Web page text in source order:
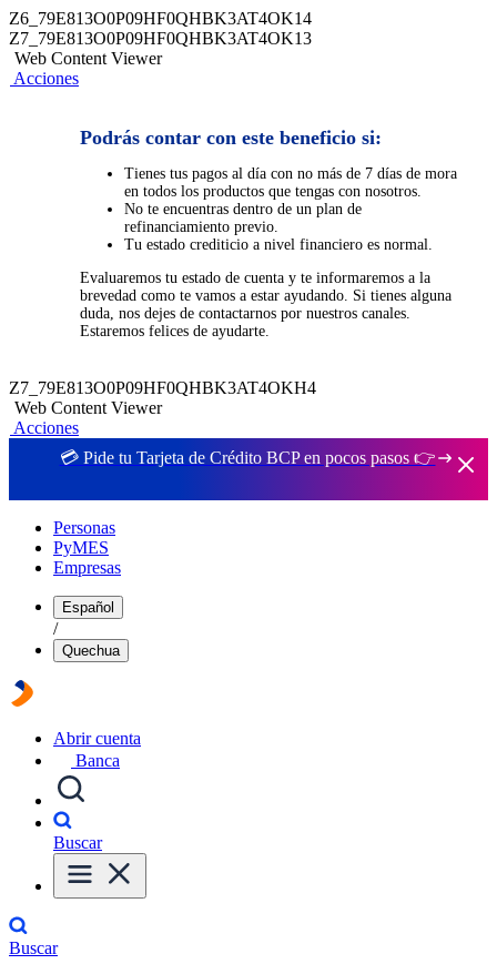
Z6_79E813O0P09HF0QHBK3AT4OK14
Z7_79E813O0P09HF0QHBK3AT4OK13
Web Content Viewer
Acciones
Podrás contar con este beneficio si:
Tienes tus pagos al día con no más de 7 días de mora
en todos los productos que tengas con nosotros.
No te encuentras dentro de un plan de
refinanciamiento previo.
Tu estado crediticio a nivel financiero es normal.
Evaluaremos tu estado de cuenta y te informaremos a la
brevedad como te vamos a estar ayudando. Si tienes alguna
duda, nos dejes de contactarnos por nuestros canales.
Estaremos felices de ayudarte.
Z7_79E813O0P09HF0QHBK3AT4OKH4
Web Content Viewer
Acciones
💳 Pide tu Tarjeta de Crédito BCP en pocos pasos 👉
Personas
PyMES
Empresas
Español
/
Quechua
Abrir cuenta
Banca
Buscar
Buscar